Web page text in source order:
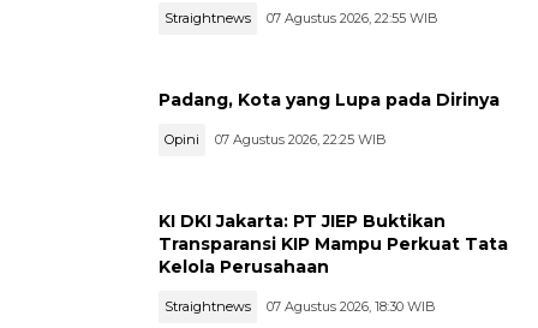
Straightnews 07 Agustus 2026, 22:55 WIB
Padang, Kota yang Lupa pada Dirinya
Opini 07 Agustus 2026, 22:25 WIB
KI DKI Jakarta: PT JIEP Buktikan
Transparansi KIP Mampu Perkuat Tata
Kelola Perusahaan
Straightnews 07 Agustus 2026, 18:30 WIB